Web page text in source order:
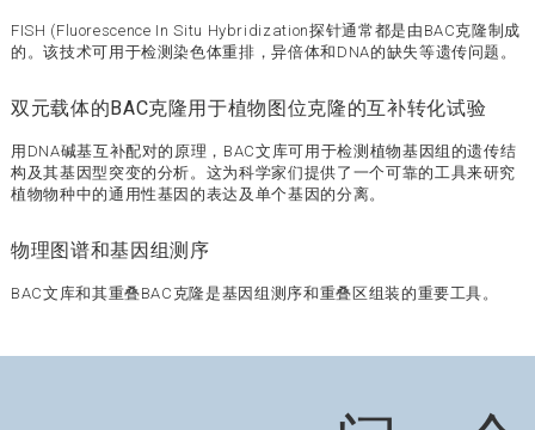
FISH (Fluorescence In Situ Hybridization探针通常都是由BAC克隆制成
的。该技术可用于检测染色体重排，异倍体和DNA的缺失等遗传问题。
双元载体的BAC克隆用于植物图位克隆的互补转化试验
用DNA碱基互补配对的原理，BAC文库可用于检测植物基因组的遗传结
构及其基因型突变的分析。这为科学家们提供了一个可靠的工具来研究
植物物种中的通用性基因的表达及单个基因的分离。
物理图谱和基因组测序
BAC文库和其重叠BAC克隆是基因组测序和重叠区组装的重要工具。